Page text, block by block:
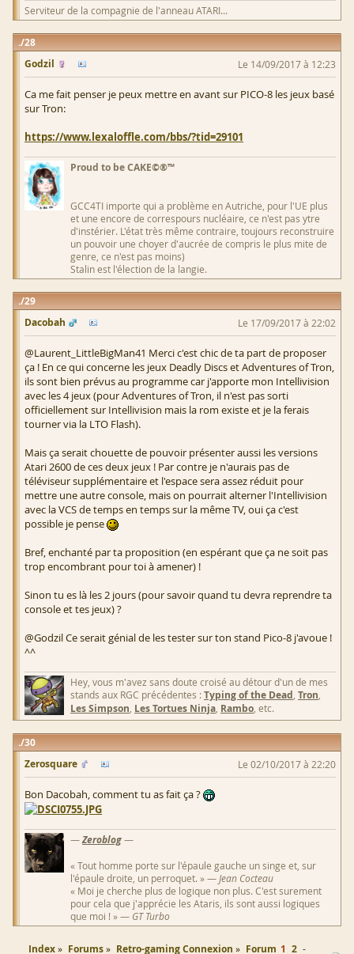
Serviteur de la compagnie de l'anneau ATARI...
28
Godzil
Le 14/09/2017 à 12:23
Ca me fait penser je peux mettre en avant sur PICO-8 les jeux basé
sur Tron:
https://www.lexaloffle.com/bbs/?tid=29101
Proud to be CAKE©®™
GCC4TI importe qui a problème en Autriche, pour l'UE plus
et une encore de correspours nucléaire, ce n'est pas ytre
d'instérier. L'état très même contraire, toujours reconstruire
un pouvoir une choyer d'aucrée de compris le plus mite de
genre, ce n'est pas moins)
Stalin est l'élection de la langie.
29
Dacobah
Le 17/09/2017 à 22:02
@Laurent_LittleBigMan41 Merci c'est chic de ta part de proposer
ça ! En ce qui concerne les jeux Deadly Discs et Adventures of Tron,
ils sont bien prévus au programme car j'apporte mon Intellivision
avec les 4 jeux (pour Adventures of Tron, il n'est pas sorti
officiellement sur Intellivision mais la rom existe et je la ferais
tourner via la LTO Flash).
Mais ça serait chouette de pouvoir présenter aussi les versions
Atari 2600 de ces deux jeux ! Par contre je n'aurais pas de
téléviseur supplémentaire et l'espace sera assez réduit pour
mettre une autre console, mais on pourrait alterner l'Intellivision
avec la VCS de temps en temps sur la même TV, oui ça c'est
possible je pense
Bref, enchanté par ta proposition (en espérant que ça ne soit pas
trop encombrant pour toi à amener) !
Sinon tu es là les 2 jours (pour savoir quand tu devra reprendre ta
console et tes jeux) ?
@Godzil Ce serait génial de les tester sur ton stand Pico-8 j'avoue !
^^
Hey, vous m'avez sans doute croisé au détour d'un de mes
stands aux RGC précédentes :Typing of the Dead Tron
Les Simpson Les Tortues Ninja Rambo , etc.
30
Zerosquare
Le 02/10/2017 à 22:20
Bon Dacobah, comment tu as fait ça ?
—Zeroblog—
« Tout homme porte sur l'épaule gauche un singe et, sur
l'épaule droite, un perroquet. » —Jean Cocteau
« Moi je cherche plus de logique non plus. C'est surement
pour cela que j'apprécie les Ataris, ils sont aussi logiques
que moi ! » — GT Turbo
Index Forums Retro-gaming Connexion Forum 1 2